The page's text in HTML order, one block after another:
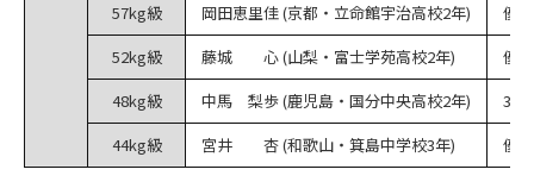
57kg級
岡田恵里佳 (京都・立命館宇治高校2年)
優勝
52kg級
藤城 心 (山梨・富士学苑高校2年)
優勝
48kg級
中馬 梨歩 (鹿児島・国分中央高校2年)
3位
44kg級
宮井 杏 (和歌山・箕島中学校3年) 優勝